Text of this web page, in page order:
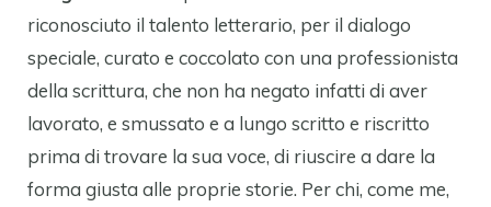
riconosciuto il talento letterario, per il dialogo
speciale, curato e coccolato con una professionista
della scrittura, che non ha negato infatti di aver
lavorato, e smussato e a lungo scritto e riscritto
prima di trovare la sua voce, di riuscire a dare la
forma giusta alle proprie storie. Per chi, come me,